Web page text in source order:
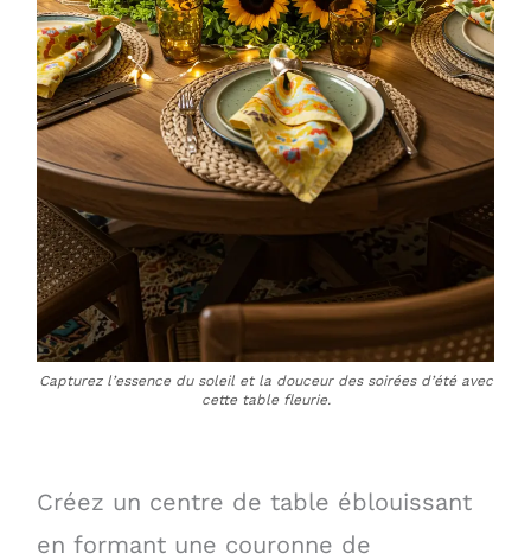
Capturez l’essence du soleil et la douceur des soirées d’été avec
cette table fleurie.
Créez un centre de table éblouissant
en formant une couronne de